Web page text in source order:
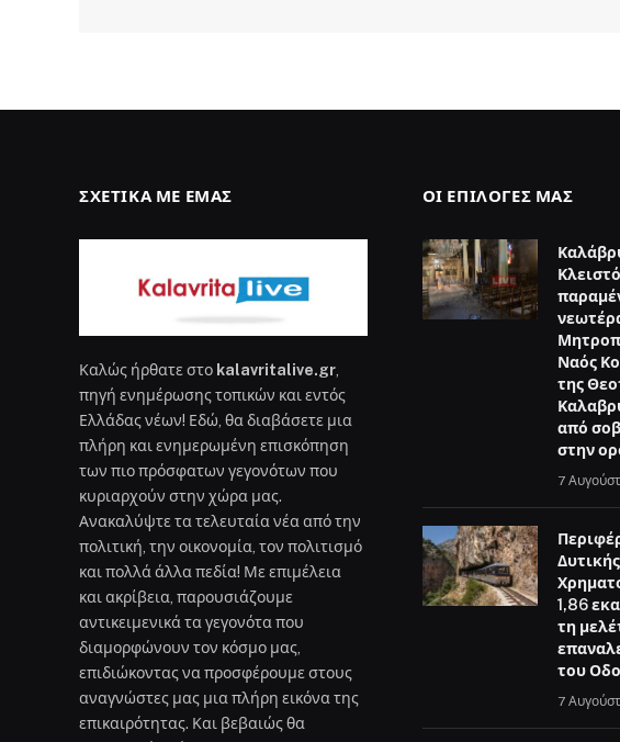
ΣΧΕΤΙΚΆ ΜΕ ΕΜΆΣ
Καλώς ήρθατε στο kalavritalive.gr
πηγή ενημέρωσης τοπικών και εντός
Ελλάδας νέων! Εδώ, θα διαβάσετε μια
πλήρη και ενημερωμένη επισκόπηση
των πιο πρόσφατων γεγονότων που
κυριαρχούν στην χώρα μας.
Ανακαλύψτε τα τελευταία νέα από την
πολιτική, την οικονομία, τον πολιτισμό
και πολλά άλλα πεδία! Με επιμέλεια
και ακρίβεια, παρουσιάζουμε
αντικειμενικά τα γεγονότα που
διαμορφώνουν τον κόσμο μας,
επιδιώκοντας να προσφέρουμε στους
αναγνώστες μας μια πλήρη εικόνα της
επικαιρότητας. Και βεβαιώς θα
ΟΙ ΕΠΙΛΟΓΈΣ ΜΑΣ
Ναός
της
από
στην
7
1,86
τη
του
7